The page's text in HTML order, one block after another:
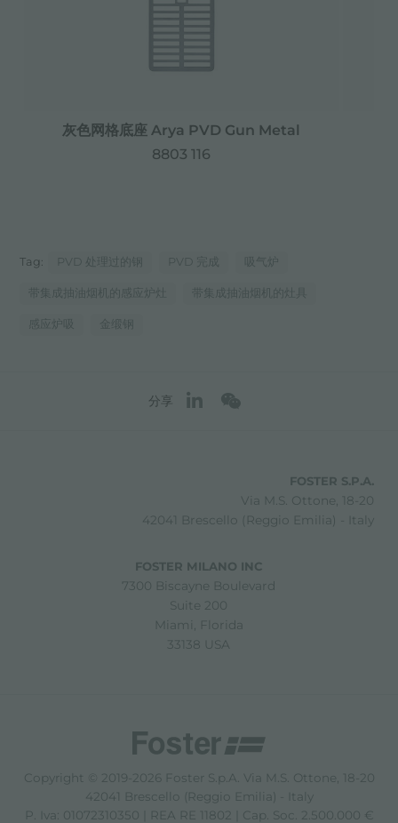
灰色网格底座 Arya PVD Gun Metal
8803 116
Tag: PVD 处理过的钢 PVD 完成 吸气炉
带集成抽油烟机的感应炉灶 带集成抽油烟机的灶具
感应炉吸 金缎钢
分享
FOSTER S.P.A.
Via M.S. Ottone, 18-20
42041 Brescello (Reggio Emilia) - Italy
FOSTER MILANO INC
7300 Biscayne Boulevard
Suite 200
Miami, Florida
33138 USA
Copyright © 2019-2026 Foster S.p.A. Via M.S. Ottone, 18-20
42041 Brescello (Reggio Emilia) - Italy
P. Iva: 01072310350 | REA RE 11802 | Cap. Soc. 2.500.000 €